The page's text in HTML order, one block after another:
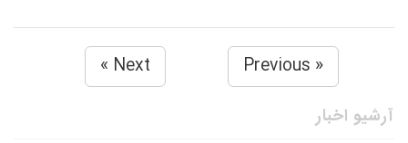
« Previous
Next »
آرشیو اخبار